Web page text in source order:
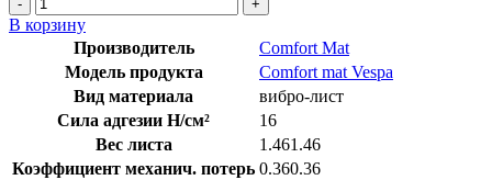
В корзину
Производитель
Comfort Mat
Модель продукта
Comfort mat Vespa
Вид материала
вибро-лист
Сила адгезии Н/см²
16
Вес листа
1.461.46
Коэффициент механич. потерь 0.360.36